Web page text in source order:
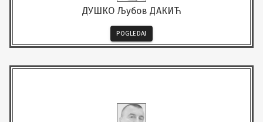
ДУШКО Љубов ДАКИЋ
POGLEDAJ